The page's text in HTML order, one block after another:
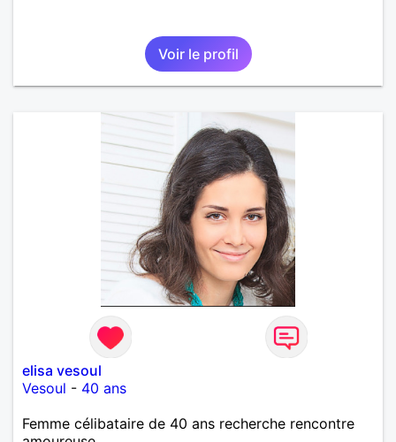
Voir le profil
elisa vesoul
Vesoul - 40 ans
Femme célibataire de 40 ans recherche rencontre